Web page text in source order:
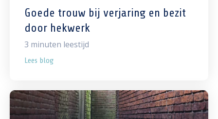
Goede trouw bij verjaring en bezit
door hekwerk
3 minuten leestijd
Lees blog